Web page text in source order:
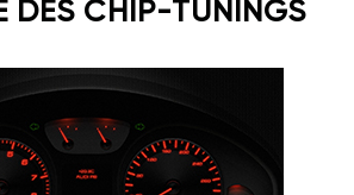
DES CHIP-TUNINGS